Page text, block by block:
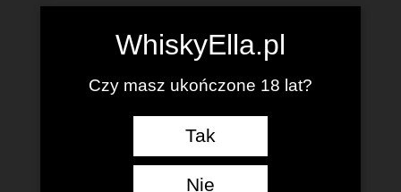
WhiskyElla.pl
Czy masz ukończone 18 lat?
Tak
Nie